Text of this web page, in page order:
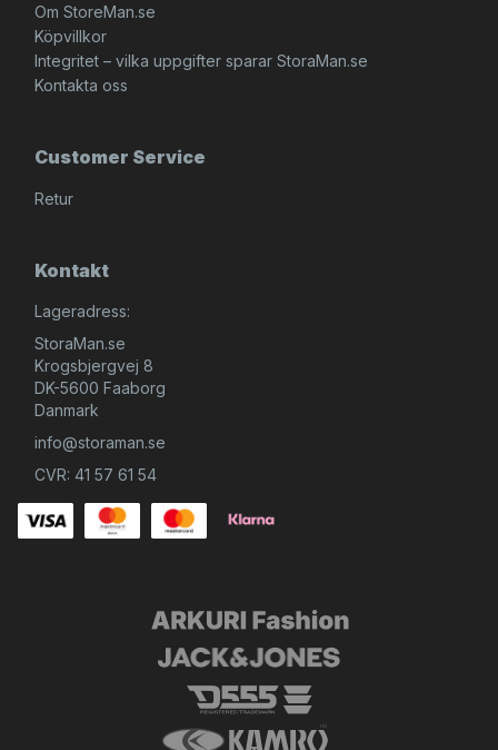
Om StoreMan.se
Köpvillkor
Integritet – vilka uppgifter sparar StoraMan.se
Kontakta oss
Customer Service
Retur
Kontakt
Lageradress:
StoraMan.se
Krogsbjergvej 8
DK-5600 Faaborg
Danmark
info@storaman.se
CVR: 41 57 61 54